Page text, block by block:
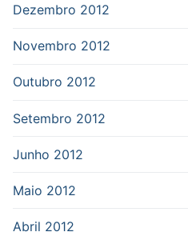
Dezembro 2012
Novembro 2012
Outubro 2012
Setembro 2012
Junho 2012
Maio 2012
Abril 2012